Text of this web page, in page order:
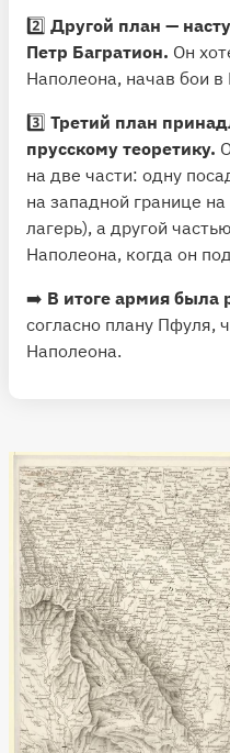
2️⃣ Другой план —
Петр Багратион. Он
Наполеона, начав бои
3️⃣ Третий план
прусскому теоретику.
на две части: одну
на западной границе
лагерь), а другой
Наполеона, когда он
➡️ В итоге армия была
согласно плану Пфуля,
Наполеона.